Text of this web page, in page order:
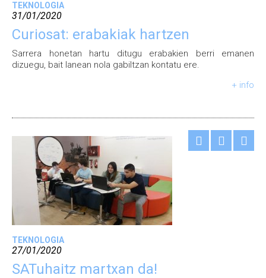
TEKNOLOGIA
31/01/2020
Curiosat: erabakiak hartzen
Sarrera honetan hartu ditugu erabakien berri emanen
dizuegu, bait lanean nola gabiltzan kontatu ere.
+ info
TEKNOLOGIA
27/01/2020
SATuhaitz martxan da!